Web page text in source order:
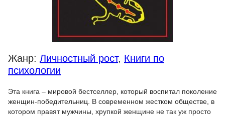
Жанр: Личностный рост, Книги по
психологии
Эта книга – мировой бестселлер, который воспитал поколение
женщин-победительниц. В современном жестком обществе, в
котором правят мужчины, хрупкой женщине не так уж просто